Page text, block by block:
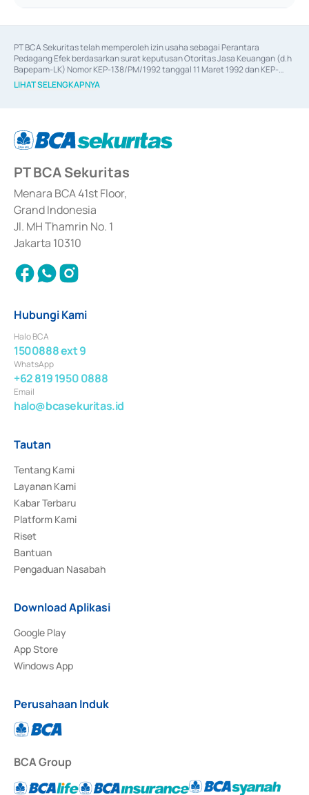
PT BCA Sekuritas telah memperoleh izin usaha sebagai Perantara
Pedagang Efek berdasarkan surat keputusan Otoritas Jasa Keuangan (d.h
Bapepam-LK) Nomor KEP-138/PM/1992 tanggal 11 Maret 1992 dan KEP-
06/D.04/2014 tanggal 28 Februari 2014, izin usaha sebagai Penjamin Emisi
Efek berdasarkan surat keputusan Otoritas Jasa Keuangan Nomor KEP-
berdasarkan surat keputusan Otoritas Jasa Keuangan Nomor S-
67/PM.21/2017 tanggal 3 Februari 2017, dan beberapa izin usaha lainnya
Sertifikat Deposito di Pasar Uang yang izinnya diterbitkan pada tahun 2017
dan izin usaha lainnya dari Bank Indonesia sebagai Lembaga Pendukung
Penerbitan, Transaksi, serta Penatausahaan dan Penyelesaian Transaksi
Surat Berharga Komersial yang izinnya diterbitkan pada tahun 2018.
LIHAT SELENGKAPNYA
PT BCA Sekuritas
Menara BCA 41st Floor,
Grand Indonesia
Jl. MH Thamrin No. 1
Jakarta 10310
Hubungi Kami
Halo BCA
1500888 ext 9
WhatsApp
+62 819 1950 0888
Email
halo@bcasekuritas.id
Tautan
Tentang Kami
Layanan Kami
Kabar Terbaru
Platform Kami
Riset
Bantuan
Pengaduan Nasabah
Download Aplikasi
Google Play
App Store
Windows App
Perusahaan Induk
BCA Group